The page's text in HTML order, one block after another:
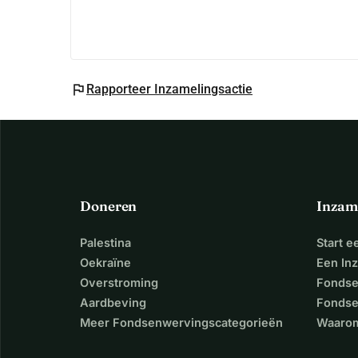
flag Rapporteer Inzamelingsactie
Doneren
Palestina
Oekraïne
Overstroming
Aardbeving
Meer Fondsenwervingscategorieën
Start
Een